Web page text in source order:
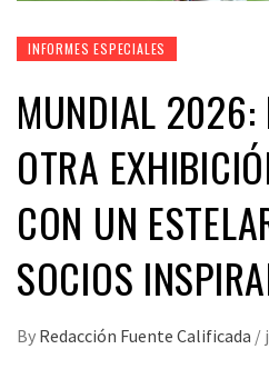
INFORMES ESPECIALES
MUNDIAL 2026:
OTRA
CON UN
SOCIOS
By Redacción Fuente Calificada /